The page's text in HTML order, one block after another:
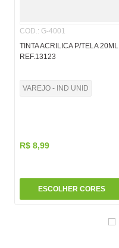
COD.: G-4001
TINTA ACRILICA P/TELA 20ML
REF.13123
VAREJO - IND UNID
R$ 8,99
ESCOLHER CORES